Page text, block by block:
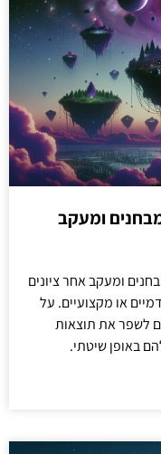
ומעקב
ומעקב אחר ציונים
או מקצועיים. על
לשפר את תוצאות
באופן שיטתי.